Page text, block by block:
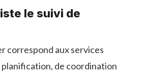
le suivi de
correspond aux services
de coordination